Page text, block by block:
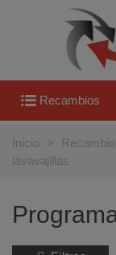
Recambios
Inicio >
lavavajillas